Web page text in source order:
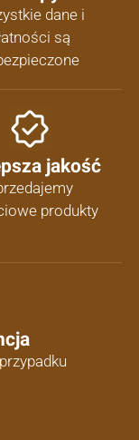
dane i
są
jakość
produkty